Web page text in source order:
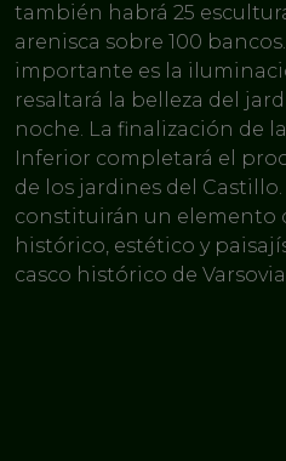
también habrá 25
arenisca sobre 100
importante es la
resaltará la belleza del
noche. La finalización de
Inferior completará el
de los jardines del
constituirán un elemento
histórico, estético y
casco histórico de